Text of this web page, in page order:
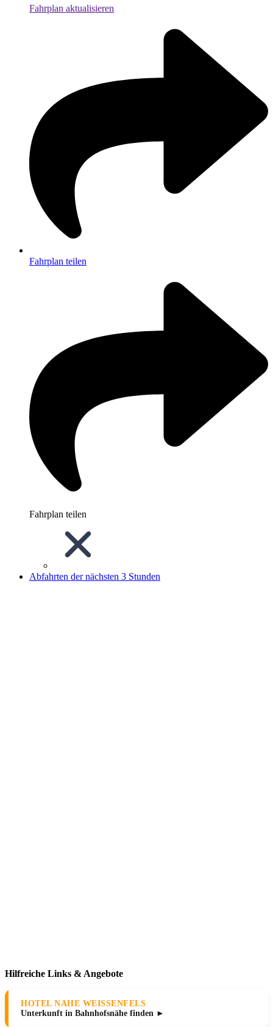
Fahrplan aktualisieren
Fahrplan teilen
Fahrplan teilen
Abfahrten der nächsten 3 Stunden
Hilfreiche Links & Angebote
HOTEL NAHE WEISSENFELS
Unterkunft in Bahnhofsnähe finden ►